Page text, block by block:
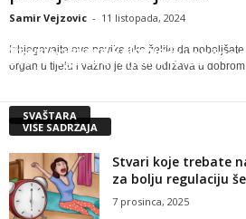
Samir Vejzovic - 11 listopada, 2024
Izbjegavajte ove navike ako želite da
organ u tijelu i važno je da se održava u dobrom
SVAŠTARA
Šta su prazne kalorije?
Samir Vejzovic - 9 listopada, 2024
Razlika između kravljeg i
Samir Vejzovic 10 rujna, 2024
Šta su prazne kalorije?
Šta je egzistencijalna kriza?
VIŠE SADRŽAJA
Stvari koje trebate
za bolju regulaciju
7 prosinca, 2025